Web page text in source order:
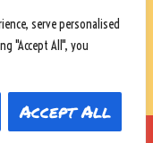
serve personalised
"Accept All", you
Accept All
byWPKoi